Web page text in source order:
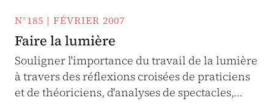
N°185 | FÉVRIER 2007
Faire la lumière
Souligner l'importance du travail de la lumière
à travers des réflexions croisées de praticiens
et de théoriciens, d'analyses de spectacles,…